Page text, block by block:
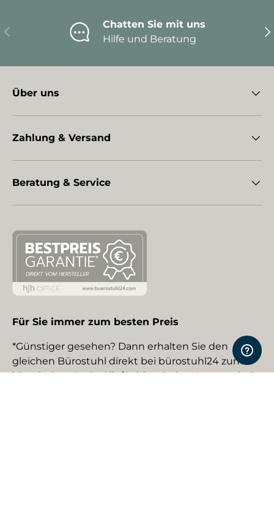
Vorherige
Chatten Sie mit uns
Hilfe und Beratung
Über uns
Zahlung & Versand
Beratung & Service
Für Sie immer zum besten Preis
*Günstiger gesehen? Dann erhalten Sie den
gleichen Bürostuhl direkt bei bürostuhl24 zum
identischen Preis. Gilt für identische Neuware bei